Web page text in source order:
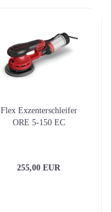
Flex Exzenterschleifer
ORE 5-150 EC
255,00 EUR